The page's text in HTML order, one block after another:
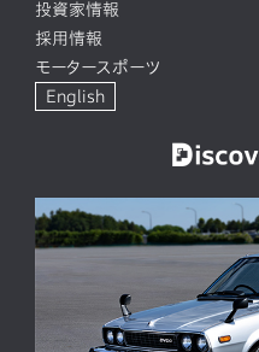
投資家情報
採用情報
モータースポーツ
English